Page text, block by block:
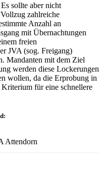
sollte aber nicht
zahlreiche
Anzahl an
mit Übernachtungen
freien
JVA (sog. Freigang)
Mandanten mit dem Ziel
werden diese Lockerungen
wollen, da die Erprobung in
für eine schnellere
Attendorn